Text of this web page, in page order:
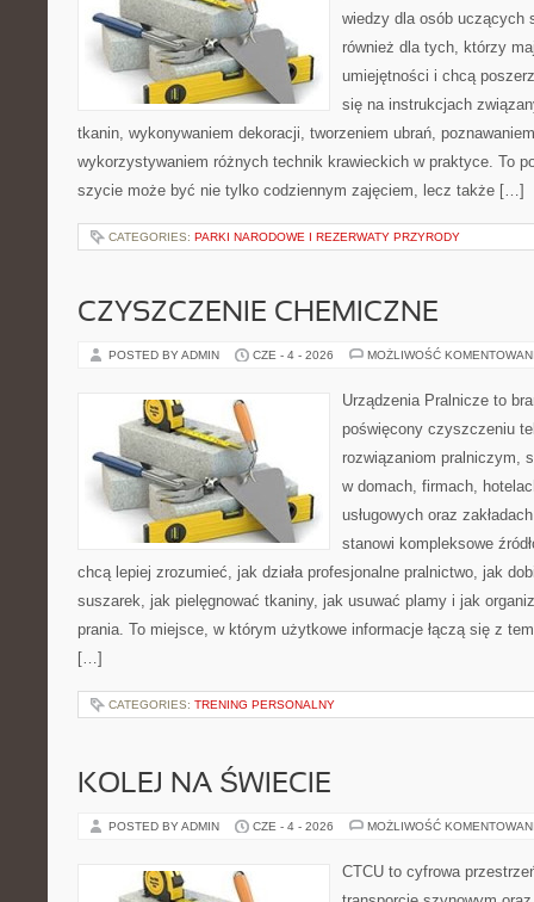
wiedzy dla osób uczących
również dla tych, którzy
umiejętności i chcą
się na instrukcjach
tkanin, wykonywaniem dekoracji, tworzeniem ubrań,
wykorzystywaniem różnych technik krawieckich w praktyce. To
szycie może być nie tylko codziennym zajęciem, lecz także […]
CATEGORIES: PARKI NARODOWE I REZERWATY PRZYRODY
CZYSZCZENIE CHEMICZNE
POSTED BY ADMIN CZE - 4 - 2026 MOŻLIWOŚĆ
Urządzenia Pralnicze to
poświęcony czyszczeniu
rozwiązaniom pralniczym,
w domach, firmach,
usługowych oraz
stanowi kompleksowe
chcą lepiej zrozumieć, jak działa profesjonalne pralnictwo, jak
suszarek, jak pielęgnować tkaniny, jak usuwać plamy i jak
prania. To miejsce, w którym użytkowe informacje łączą się z
[…]
CATEGORIES: TRENING PERSONALNY
KOLEJ NA ŚWIECIE
POSTED BY ADMIN CZE - 4 - 2026 MOŻLIWOŚĆ
CTCU to cyfrowa